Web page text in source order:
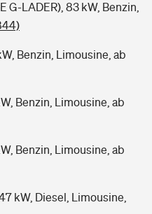
G-LADER), 83 kW, Benzin,
Benzin, Limousine, ab
Benzin, Limousine, ab
Benzin, Limousine, ab
kW, Diesel, Limousine,